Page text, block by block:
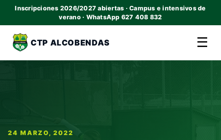
Inscripciones 2026/2027 abiertas · Campus e intensivos de
verano · WhatsApp 627 408 832
CTP ALCOBENDAS ☰
24 MARZO, 2022